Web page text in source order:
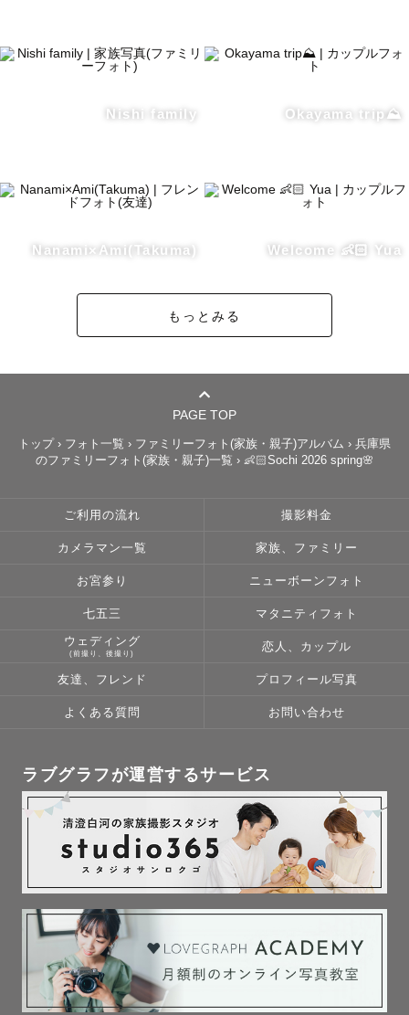
ただ、ご調整の上、撮影可能な日程も多くございますの
くださいませ😌✨
「何年経っても見返したくなる写真」「見返した時に笑顔
皆さまに会える日を楽しみにしています、よろしくお願い
Nishi family Okayama trip⛰
Nanami×Ami(Takuma) Welcome 👶🏻 Yua
もっとみる
PAGE TOP
トップ › フォト一覧 › ファミリーフォト(家族・親子)アルバム › 兵庫県
のファミリーフォト(家族・親子)一覧 › 👶🏻Sochi 2026 spring🌸
ご利用の流れ 撮影料金
カメラマン一覧 家族、ファミリー
お宮参り ニューボーンフォト
七五三 マタニティフォト
ウェディング
(前撮り、後撮り)
恋人、カップル
友達、フレンド プロフィール写真
よくある質問 お問い合わせ
ラブグラフが運営するサービス